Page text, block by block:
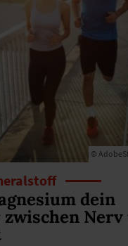
©
dein
Nerv